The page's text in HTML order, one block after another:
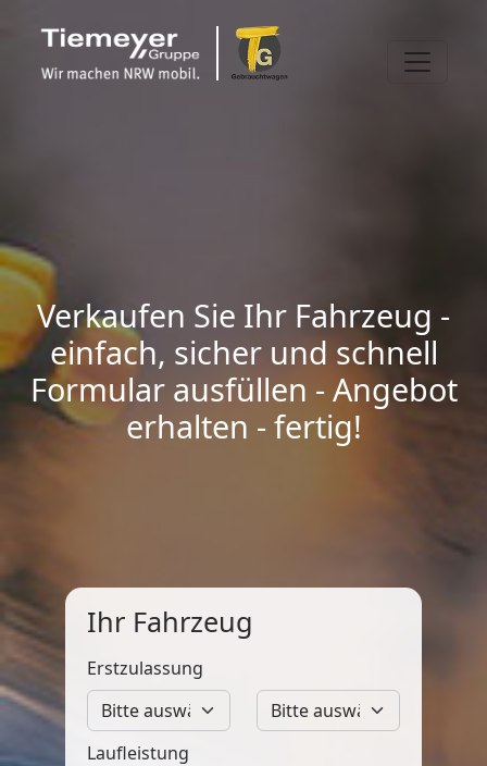
Verkaufen Sie Ihr Fahrzeug -
einfach, sicher und schnell
Formular ausfüllen - Angebot
erhalten - fertig!
Ihr Fahrzeug
Erstzulassung
Laufleistung